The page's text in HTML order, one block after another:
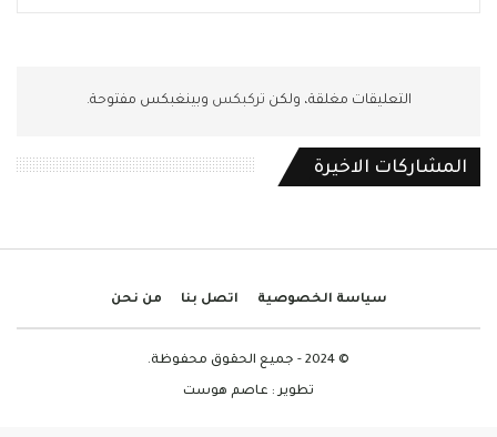
التعليقات مغلقة، ولكن تركبكس وبينغبكس مفتوحة.
المشاركات الاخيرة
سياسة الخصوصية اتصل بنا من نحن
© 2024 - جميع الحقوق محفوظة.
تطوير : عاصم هوست